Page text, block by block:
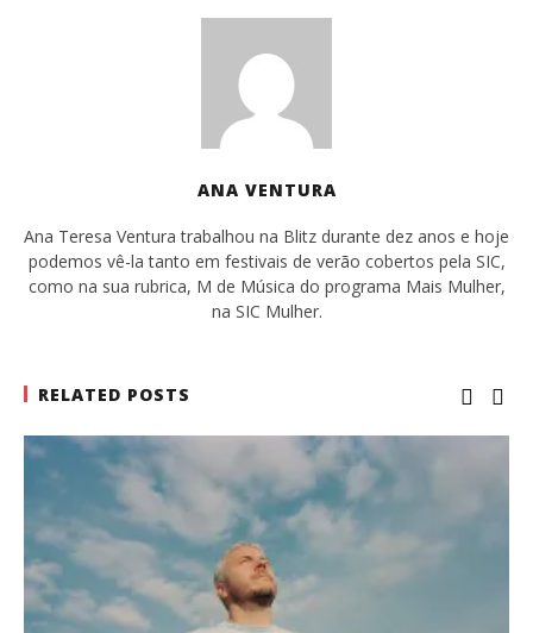
ANA VENTURA
Ana Teresa Ventura trabalhou na Blitz durante dez anos e hoje
podemos vê-la tanto em festivais de verão cobertos pela SIC,
como na sua rubrica, M de Música do programa Mais Mulher,
na SIC Mulher.
RELATED POSTS